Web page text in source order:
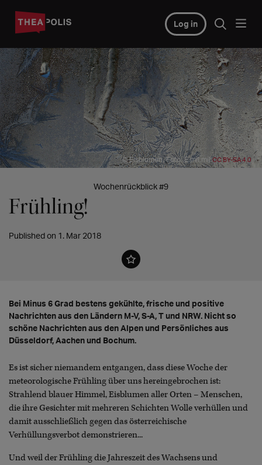
Log in
© Eisblumen, Foto: E.mil.milCC BY-SA 4.0
Wochenrückblick #9
Frühling!
Published on 1. Mar 2018
Bei Minus 6 Grad bestens gekühlte, frische und positive
Nachrichten aus den Ländern M-V, S-A, T und NRW. Nicht so
schöne Nachrichten aus den Alpen und Persönliches aus
Düsseldorf, Aachen und Bochum.
Es ist sicher niemandem entgangen, dass diese Woche der
meteorologische Frühling über uns hereingebrochen ist:
Strahlend blauer Himmel, Eisblumen aller Orten – Menschen,
die ihre Gesichter mit mehreren Schichten Wolle verhüllen und
damit ausschließlich gegen das österreichische
Verhüllungsverbot demonstrieren...
Und weil der Frühling die Jahreszeit des Wachsens und